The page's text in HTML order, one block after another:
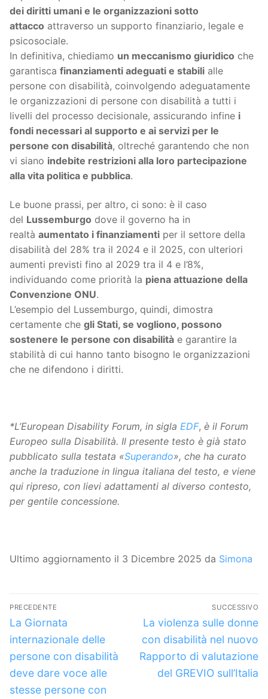
dei diritti umani e le organizzazioni sotto
attacco attraverso un supporto finanziario, legale e
psicosociale.
In definitiva, chiediamo un meccanismo giuridico che
garantisca finanziamenti adeguati e stabili alle
persone con disabilità, coinvolgendo adeguatamente
le organizzazioni di persone con disabilità a tutti i
livelli del processo decisionale, assicurando infine i
fondi necessari al supporto e ai servizi per le
persone con disabilità, oltreché garantendo che non
vi siano indebite restrizioni alla loro partecipazione
alla vita politica e pubblica.
Le buone prassi, per altro, ci sono: è il caso
del Lussemburgo dove il governo ha in
realtà aumentato i finanziamenti per il settore della
disabilità del 28% tra il 2024 e il 2025, con ulteriori
aumenti previsti fino al 2029 tra il 4 e l’8%,
individuando come priorità la piena attuazione della
Convenzione ONU.
L’esempio del Lussemburgo, quindi, dimostra
certamente che gli Stati, se vogliono, possono
sostenere le persone con disabilità e garantire la
stabilità di cui hanno tanto bisogno le organizzazioni
che ne difendono i diritti.
*L’European Disability Forum, in sigla EDF, è il Forum
Europeo sulla Disabilità. Il presente testo è già stato
pubblicato sulla testata «Superando», che ha curato
anche la traduzione in lingua italiana del testo, e viene
qui ripreso, con lievi adattamenti al diverso contesto,
per gentile concessione.
Ultimo aggiornamento il 3 Dicembre 2025 da Simona
Navigazione
articoli
PRECEDENTE
Articolo
precedente:
La Giornata
internazionale delle
persone con disabilità
deve dare voce alle
stesse persone con
SUCCESSIVO
Articolo
successivo:
La violenza sulle donne
con disabilità nel nuovo
Rapporto di valutazione
del GREVIO sull’Italia